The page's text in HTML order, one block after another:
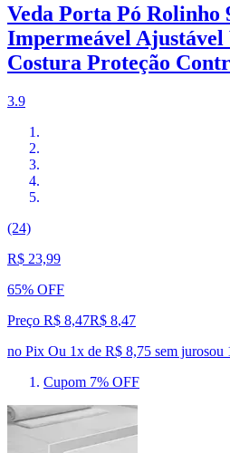
Veda Porta Pó Rolinho
Impermeável Ajustável
Costura Proteção
3.9
(24)
R$ 23,99
65% OFF
Preço R$ 8,47R$ 8,47
no Pix Ou 1x de R$ 8,75 sem jurosou
Cupom 7% OFF